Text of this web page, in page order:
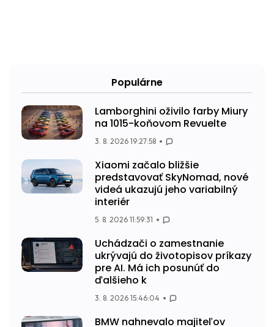
Populárne
Lamborghini oživilo farby Miury
na 1015-koňovom Revuelte
3. 8. 2026 19:27:58
Xiaomi začalo bližšie
predstavovať SkyNomad, nové
videá ukazujú jeho variabilný
interiér
5. 8. 2026 11:59:31
Uchádzači o zamestnanie
ukrývajú do životopisov príkazy
pre AI. Má ich posunúť do
ďalšieho k
3. 8. 2026 15:46:04
BMW nahnevalo majiteľov